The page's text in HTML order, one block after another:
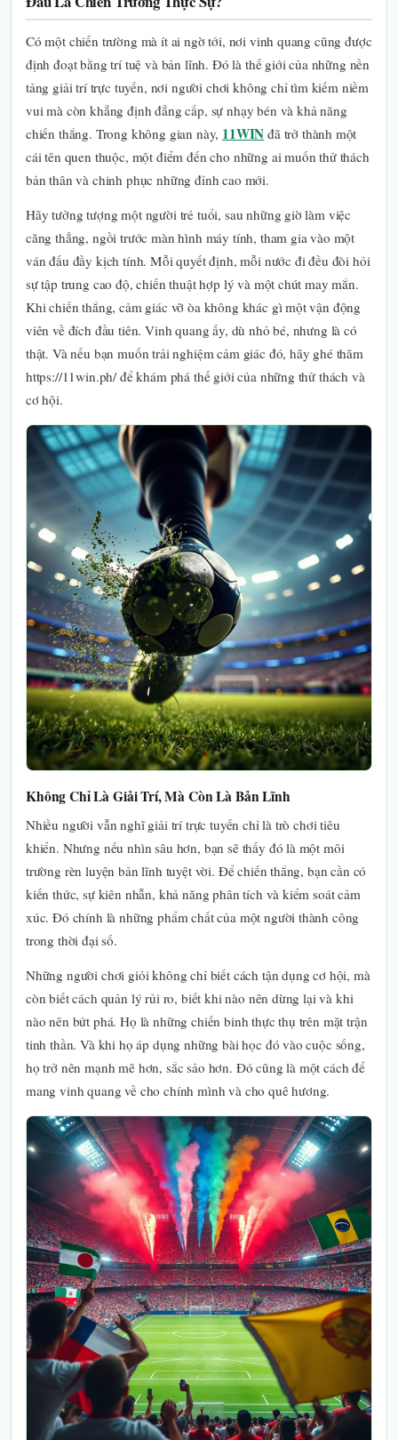
Có một chiến trường mà ít ai ngờ tới, nơi vinh quang cũng được
định đoạt bằng trí tuệ và bản lĩnh. Đó là thế giới của những nền
tảng giải trí trực tuyến, nơi người chơi không chỉ tìm kiếm niềm
vui mà còn khẳng định đẳng cấp, sự nhạy bén và khả năng
chiến thắng. Trong không gian này, 11WIN đã trở thành một
cái tên quen thuộc, một điểm đến cho những ai muốn thử thách
bản thân và chinh phục những đỉnh cao mới.
Hãy tưởng tượng một người trẻ tuổi, sau những giờ làm việc
căng thẳng, ngồi trước màn hình máy tính, tham gia vào một
ván đấu đầy kịch tính. Mỗi quyết định, mỗi nước đi đều đòi hỏi
sự tập trung cao độ, chiến thuật hợp lý và một chút may mắn.
Khi chiến thắng, cảm giác vỡ òa không khác gì một vận động
viên về đích đầu tiên. Vinh quang ấy, dù nhỏ bé, nhưng là có
thật. Và nếu bạn muốn trải nghiệm cảm giác đó, hãy ghé thăm
https://11win.ph/ để khám phá thế giới của những thử thách và
cơ hội.
Không Chỉ Là Giải Trí, Mà Còn Là Bản Lĩnh
Nhiều người vẫn nghĩ giải trí trực tuyến chỉ là trò chơi tiêu
khiển. Nhưng nếu nhìn sâu hơn, bạn sẽ thấy đó là một môi
trường rèn luyện bản lĩnh tuyệt vời. Để chiến thắng, bạn cần có
kiến thức, sự kiên nhẫn, khả năng phân tích và kiểm soát cảm
xúc. Đó chính là những phẩm chất của một người thành công
trong thời đại số.
Những người chơi giỏi không chỉ biết cách tận dụng cơ hội, mà
còn biết cách quản lý rủi ro, biết khi nào nên dừng lại và khi
nào nên bứt phá. Họ là những chiến binh thực thụ trên mặt trận
tinh thần. Và khi họ áp dụng những bài học đó vào cuộc sống,
họ trở nên mạnh mẽ hơn, sắc sảo hơn. Đó cũng là một cách để
mang vinh quang về cho chính mình và cho quê hương.